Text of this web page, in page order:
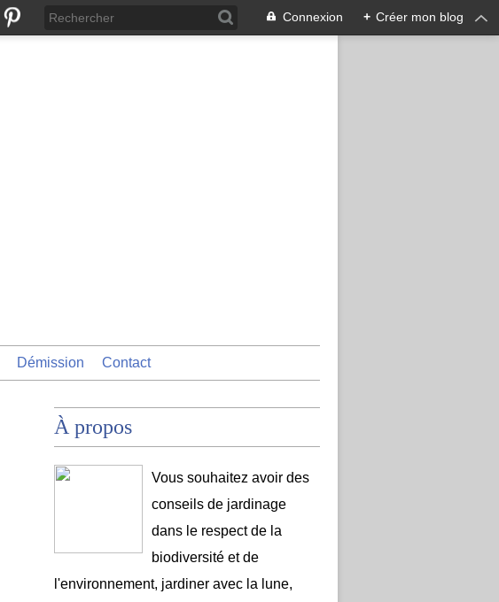
Connexion + Créer mon blog
Démission Contact
À propos
Vous souhaitez avoir des
conseils de jardinage
dans le respect de la
biodiversité et de
l'environnement, jardiner avec la lune,